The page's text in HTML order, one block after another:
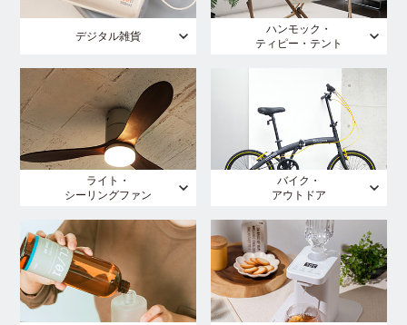
デジタル雑貨
ハンモック・
ティピー・テント
ライト・
シーリングファン
バイク・
アウトドア